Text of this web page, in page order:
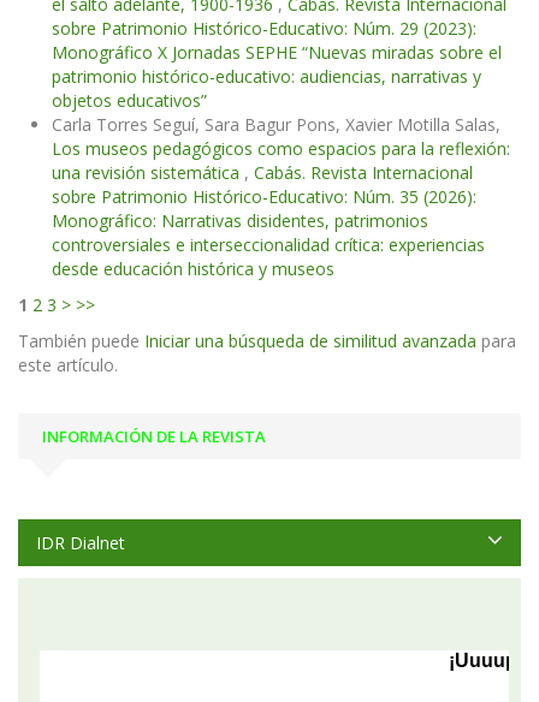
sobre Patrimonio Histórico-Educativo: Núm. 29 (2023):
Monográfico X Jornadas SEPHE “Nuevas miradas sobre el
patrimonio histórico-educativo: audiencias, narrativas y
objetos educativos”
Carla Torres Seguí, Sara Bagur Pons, Xavier Motilla Salas,
Los museos pedagógicos como espacios para la reflexión:
una revisión sistemática , Cabás. Revista Internacional
sobre Patrimonio Histórico-Educativo: Núm. 35 (2026):
Monográfico: Narrativas disidentes, patrimonios
controversiales e interseccionalidad crítica: experiencias
desde educación histórica y museos
1 2 3 > >>
También puede Iniciar una búsqueda de similitud avanzada para
este artículo.
INFORMACIÓN DE LA REVISTA
IDR Dialnet